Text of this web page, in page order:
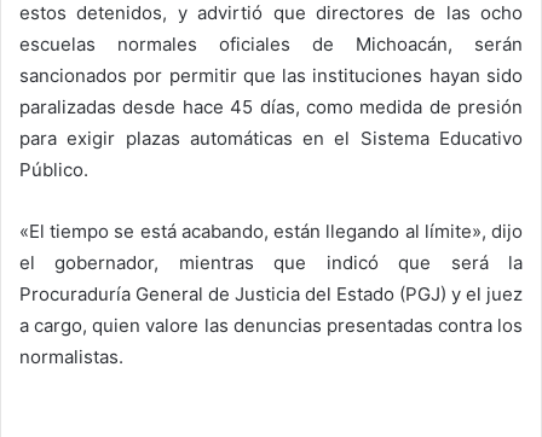
estos detenidos, y advirtió que directores de las ocho
escuelas normales oficiales de Michoacán, serán
sancionados por permitir que las instituciones hayan sido
paralizadas desde hace 45 días, como medida de presión
para exigir plazas automáticas en el Sistema Educativo
Público.
«El tiempo se está acabando, están llegando al límite», dijo
el gobernador, mientras que indicó que será la
Procuraduría General de Justicia del Estado (PGJ) y el juez
a cargo, quien valore las denuncias presentadas contra los
normalistas.